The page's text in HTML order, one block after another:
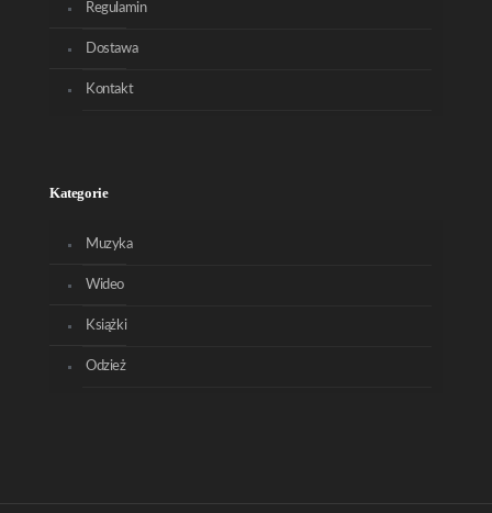
Regulamin
Dostawa
Kontakt
Kategorie
Muzyka
Wideo
Książki
Odzież